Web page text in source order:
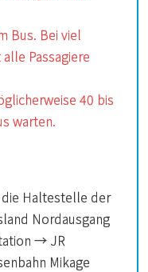
Bus. Bei viel
Passagiere
40 bis
warten.
Haltestelle der
Nordausgang
→ JR
Mikage